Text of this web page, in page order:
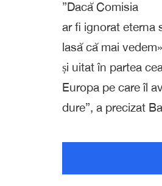
”Dacă Comisia
ar fi ignorat eterna
lasă că mai
și uitat în partea
Europa pe care îl
dure”, a precizat